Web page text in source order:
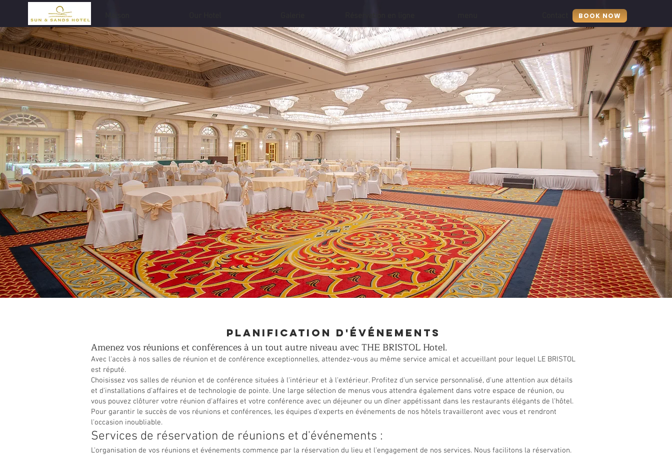
BOOK NOW
Planification d'événements
Amenez vos réunions et conférences à un tout autre niveau avec THE BRISTOL Hotel.
Avec l'accès à nos salles de réunion et de conférence exceptionnelles, attendez-vous au même service amical et accueillant pour lequel LE BRISTOL
est réputé.
Choisissez vos salles de réunion et de conférence situées à l'intérieur et à l'extérieur. Profitez d'un service personnalisé, d'une attention aux détails
et d'installations d'affaires et de technologie de pointe. Une large sélection de menus vous attendra également dans votre espace de réunion, ou
vous pouvez clôturer votre réunion d'affaires et votre conférence avec un déjeuner ou un dîner appétissant dans les restaurants élégants de l'hôtel.
Pour garantir le succès de vos réunions et conférences, les équipes d'experts en événements de nos hôtels travailleront avec vous et rendront
l'occasion inoubliable.
Services de réservation de réunions et d'événements :
L'organisation de vos réunions et événements commence par la réservation du lieu et l'engagement de nos services. Nous facilitons la réservation.